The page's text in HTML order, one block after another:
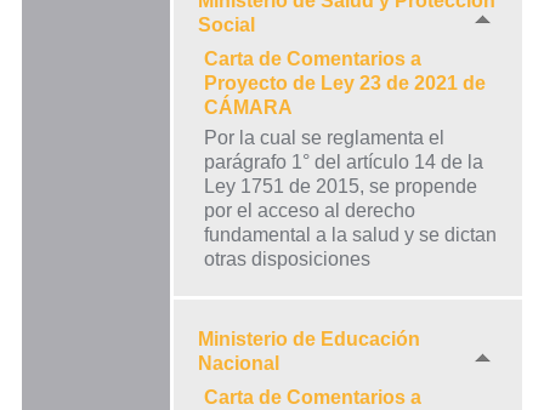
Social
Carta de Comentarios a
Proyecto de Ley 23 de 2021 de
CÁMARA
Por la cual se reglamenta el
parágrafo 1° del artículo 14 de la
Ley 1751 de 2015, se propende
por el acceso al derecho
fundamental a la salud y se dictan
otras disposiciones
Ministerio de Educación
Nacional
Carta de Comentarios a